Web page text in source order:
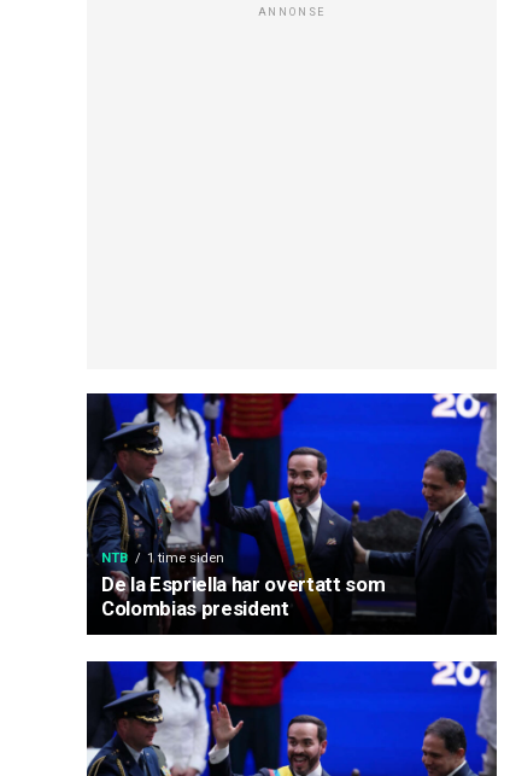
ANNONSE
NTB 1 time siden
De la Espriella har overtatt som
Colombias president